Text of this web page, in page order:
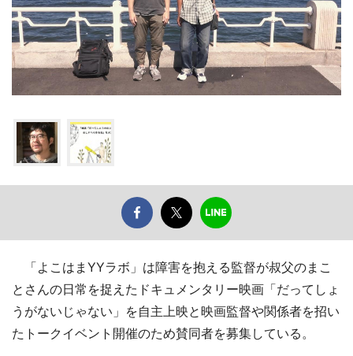
「よこはまYYラボ」は障害を抱える監督が叔父のまこ
とさんの日常を捉えたドキュメンタリー映画「だってしょ
うがないじゃない」を自主上映と映画監督や関係者を招い
たトークイベント開催のため賛同者を募集している。